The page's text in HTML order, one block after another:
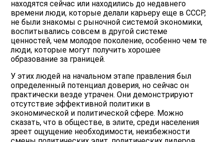
находятся сейчас или находились до недавнего
времени люди, которые делали карьеру еще в СССР,
не были знакомы с рыночной системой экономики,
воспитывались совсем в другой системе
ценностей, чем молодое поколение, особенно чем те
люди, которые могут получить хорошее
образование за границей.
У этих людей на начальном этапе правления был
определенный потенциал доверия, но сейчас он
практически везде утрачен. Они демонстрируют
отсутствие эффективной политики в
экономической и политической сфере. Можно
сказать, что в обществе, в элите, среди населения
зреет ощущение необходимости, неизбежности